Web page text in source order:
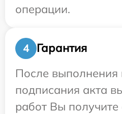
операции.
4
Гарантия
После выполнения
подписания акта
работ Вы